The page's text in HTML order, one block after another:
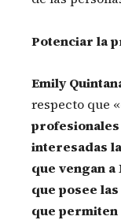
Potenciar la
Emily
respecto que «
interesadas
que vengan
que posee
que